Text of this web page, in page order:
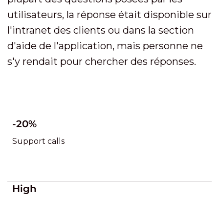
utilisateurs, la réponse était disponible sur
l'intranet des clients ou dans la section
d'aide de l'application, mais personne ne
s'y rendait pour chercher des réponses.
-20%
Support calls
High